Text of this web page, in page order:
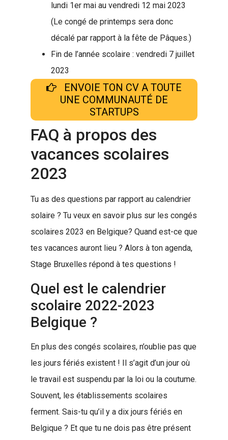
lundi 1er mai au vendredi 12 mai 2023
(Le congé de printemps sera donc
décalé par rapport à la fête de Pâques.)
Fin de l’année scolaire : vendredi 7 juillet
2023
ENVOIE TON CV A TOUTE
UNE COMMUNAUTÉ DE
STARTUPS
FAQ à propos des
vacances scolaires
2023
Tu as des questions par rapport au calendrier
solaire ? Tu veux en savoir plus sur les congés
scolaires 2023 en Belgique? Quand est-ce que
tes vacances auront lieu ? Alors à ton agenda,
Stage Bruxelles répond à tes questions !
Quel est le calendrier
scolaire 2022-2023
Belgique ?
En plus des congés scolaires, n’oublie pas que
les jours fériés existent ! Il s’agit d’un jour où
le travail est suspendu par la loi ou la coutume.
Souvent, les établissements scolaires
ferment. Sais-tu qu’il y a dix jours fériés en
Belgique ? Et que tu ne dois pas être présent